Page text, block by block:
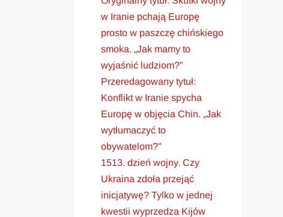
w Iranie pchają Europę
prosto w paszczę chińskiego
smoka. „Jak mamy to
wyjaśnić ludziom?”
Przeredagowany tytuł:
Konflikt w Iranie spycha
Europę w objęcia Chin. „Jak
wytłumaczyć to
obywatelom?”
1513. dzień wojny. Czy
Ukraina zdoła przejąć
inicjatywę? Tylko w jednej
kwestii wyprzedza Kijów